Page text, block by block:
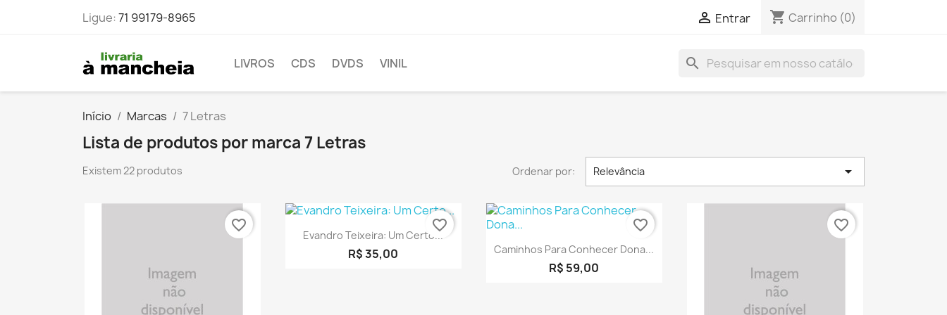
Ligue:71 99179-8965  Entrar shopping_cart Carrinho (0)
LIVROS CDS DVDS VINIL search
Início Marcas 7 Letras
Lista de produtos por marca 7 Letras
Existem 22 produtos Ordenar por: Relevância 
favorite_border Visualização rápida
Evandro Teixeira: Um Certo...
R$ 35,00
favorite_border
Visualização rápida
Caminhos Para Conhecer Dona...
R$ 59,00
favorite_border favorite_border